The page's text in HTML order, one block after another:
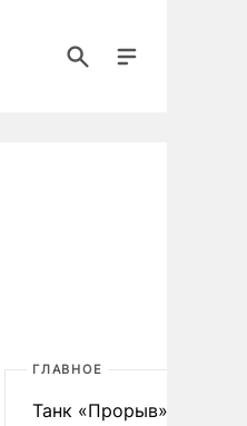
ГЛАВНОЕ
Танк «Прорыв»